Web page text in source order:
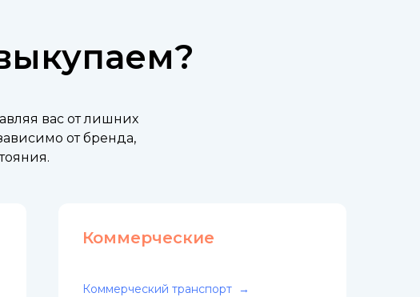
вас от лишних
от бренда,
Коммерческие
Коммерческий транспорт